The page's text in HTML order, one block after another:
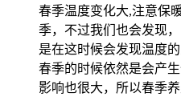
春季温度变化大,注意保
季，不过我们也会发现
是在这时候会发现温度
春季的时候依然是会产
影响也很大，所以春季